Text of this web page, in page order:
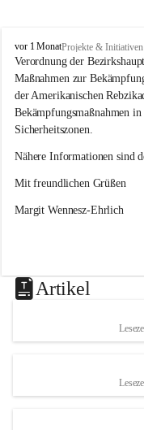
O
s
l
i
p
vor 1 MonatProjekte & Initiativen
Verordnung der
Maßnahmen zur
der Amerikanischen
Bekämpfungsmaßnahmen
Sicherheitszonen.
Nähere Informationen sind
Mit freundlichen Grüßen
Margit Wennesz-Ehrlich
Artikel